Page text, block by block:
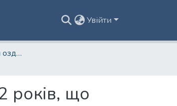
Увійти
Кафедра технологій оздоровлення та фізкультурно-спортивної реабілітації
років, що